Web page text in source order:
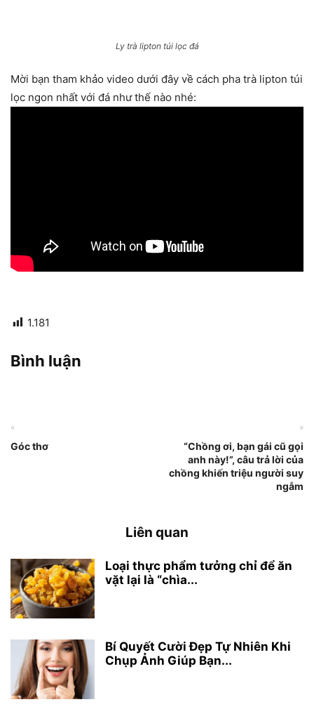
Ly trà lipton túi lọc đá
Mời bạn tham khảo video dưới đây về cách pha trà lipton túi
lọc ngon nhất với đá như thế nào nhé:
1.181
Bình luận
«
Góc thơ
»
“Chồng ơi, bạn gái cũ gọi
anh này!”, câu trả lời của
chồng khiến triệu người suy
ngẫm
Liên quan
Loại thực phẩm tưởng chỉ để ăn
vặt lại là “chìa...
Bí Quyết Cười Đẹp Tự Nhiên Khi
Chụp Ảnh Giúp Bạn...